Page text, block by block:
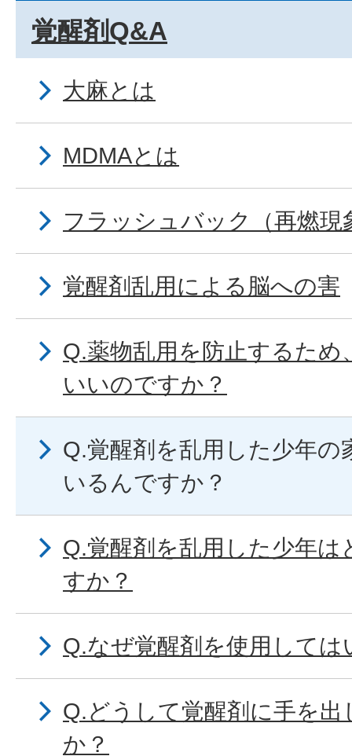
覚醒剤Q&A
大麻とは
MDMAとは
フラッシュバック（再燃現
覚醒剤乱用による脳への害
Q.薬物乱用を防止するた
いいのですか？
Q.覚醒剤を乱用した少年の
いるんですか？
Q.覚醒剤を乱用した少年
すか？
Q.なぜ覚醒剤を使用して
Q.どうして覚醒剤に手を
か？